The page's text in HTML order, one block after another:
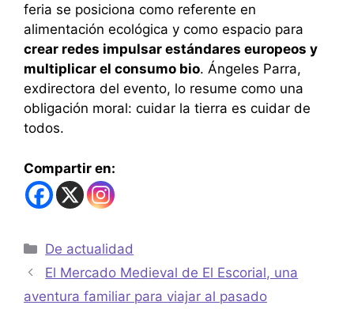
feria se posiciona como referente en
alimentación ecológica y como espacio para
crear redes impulsar estándares europeos y
multiplicar el consumo bio. Ángeles Parra,
exdirectora del evento, lo resume como una
obligación moral: cuidar la tierra es cuidar de
todos.
Compartir en:
De actualidad
El Mercado Medieval de El Escorial, una
aventura familiar para viajar al pasado